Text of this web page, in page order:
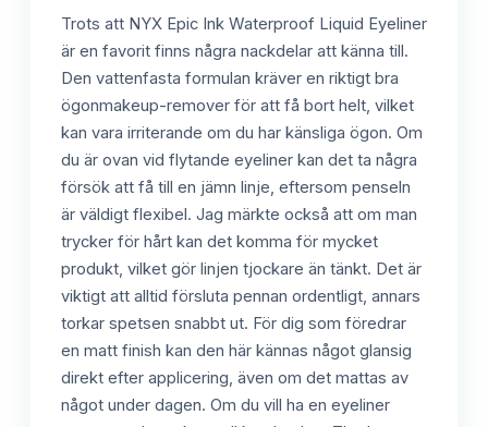
Trots att NYX Epic Ink Waterproof Liquid Eyeliner
är en favorit finns några nackdelar att känna till.
Den vattenfasta formulan kräver en riktigt bra
ögonmakeup-remover för att få bort helt, vilket
kan vara irriterande om du har känsliga ögon. Om
du är ovan vid flytande eyeliner kan det ta några
försök att få till en jämn linje, eftersom penseln
är väldigt flexibel. Jag märkte också att om man
trycker för hårt kan det komma för mycket
produkt, vilket gör linjen tjockare än tänkt. Det är
viktigt att alltid försluta pennan ordentligt, annars
torkar spetsen snabbt ut. För dig som föredrar
en matt finish kan den här kännas något glansig
direkt efter applicering, även om det mattas av
något under dagen. Om du vill ha en eyeliner